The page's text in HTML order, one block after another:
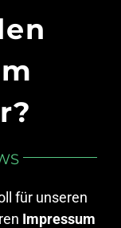
für unseren
Impressum